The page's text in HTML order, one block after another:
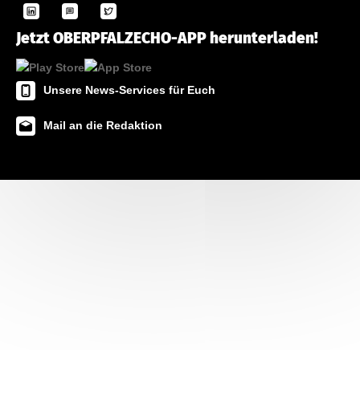
Jetzt OBERPFALZECHO-APP herunterladen!
Unsere News-Services für Euch
Mail an die Redaktion